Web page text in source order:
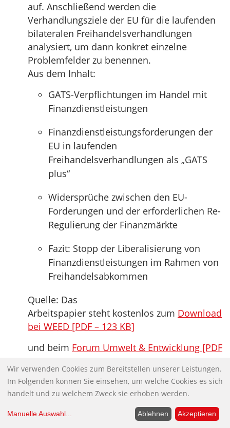
auf. Anschließend werden die
Verhandlungsziele der EU für die laufenden
bilateralen Freihandelsverhandlungen
analysiert, um dann konkret einzelne
Problemfelder zu benennen.
Aus dem Inhalt:
GATS-Verpflichtungen im Handel mit
Finanzdienstleistungen
Finanzdienstleistungsforderungen der
EU in laufenden
Freihandelsverhandlungen als „GATS
plus“
Widersprüche zwischen den EU-
Forderungen und der erforderlichen Re-
Regulierung der Finanzmärkte
Fazit: Stopp der Liberalisierung von
Finanzdienstleistungen im Rahmen von
Freihandelsabkommen
Quelle: Das
Arbeitspapier steht kostenlos zum Download
bei WEED [PDF – 123 KB]
und beim Forum Umwelt & Entwicklung [PDF
Stürzt das Mahnmal!
Wenn man sich die jüngste Renten-Debatte
anschaut, entsteht der Eindruck, der
Wir verwenden Cookies zum Bereitstellen unserer Leistungen.
Im Folgenden können Sie einsehen, um welche Cookies es sich
handelt und zu welchem Zweck sie erhoben werden.
Manuelle Auswahl... Ablehnen Akzeptieren